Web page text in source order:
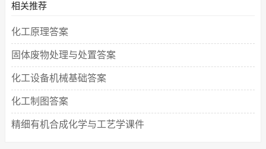
相关推荐
化工原理答案
固体废物处理与处置答案
化工设备机械基础答案
化工制图答案
精细有机合成化学与工艺学课件